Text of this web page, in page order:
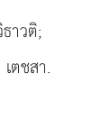
าวติ;
ตชสา.